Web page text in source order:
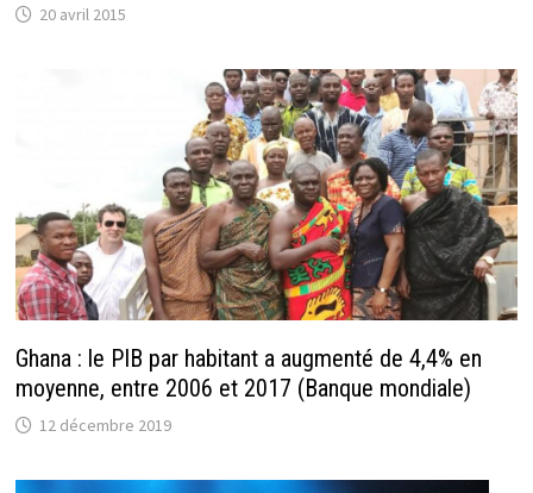
20 avril 2015
Ghana : le PIB par habitant a augmenté de 4,4% en
moyenne, entre 2006 et 2017 (Banque mondiale)
12 décembre 2019